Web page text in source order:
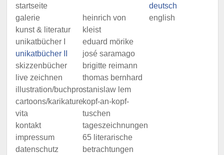
startseite
galerie
kunst & literatur
unikatbücher I
unikatbücher II
skizzenbücher
live zeichnen
illustration/buchprojekte
cartoons/karikaturen
vita
kontakt
impressum
datenschutz
heinrich von
kleist
eduard mörike
josé saramago
brigitte reimann
thomas bernhard
stanislaw lem
kopf-an-kopf-
tuschen
tageszeichnungen
65 literarische
betrachtungen
deutsch
english